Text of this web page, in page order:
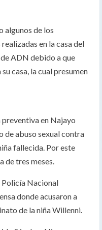
algunos de los
en la casa del
ADN debido a que
casa, la cual presumen
preventiva en Najayo
de abuso sexual contra
fallecida. Por este
de tres meses.
Policía Nacional
donde acusaron a
de la niña Willenni.